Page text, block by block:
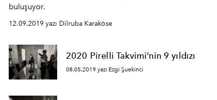
buluşuyor.
12.09.2019 yazı Dilruba Karaköse
2020 Pirelli Takvimi’nin 9 yıldızı
08.05.2019 yazı Ezgi Şuekinci